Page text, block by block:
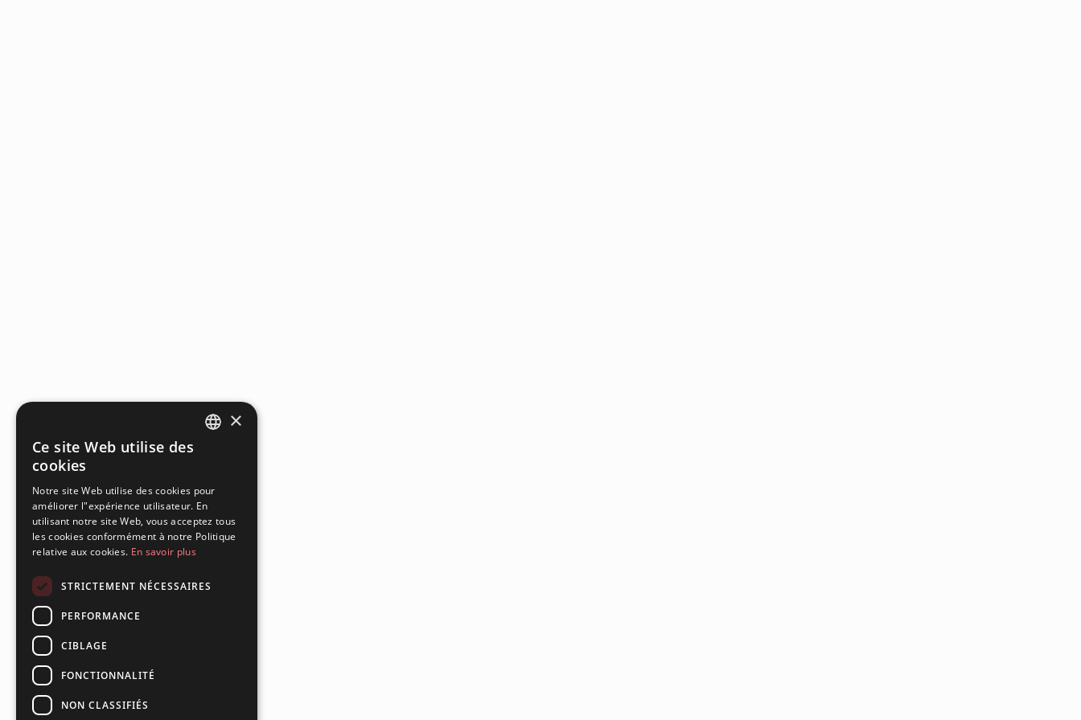
ENGLISH
SPANISH
PORTUGUESE
×
Ce site Web utilise des
cookies
Notre site Web utilise des cookies pour
améliorer l"expérience utilisateur. En
utilisant notre site Web, vous acceptez tous
les cookies conformément à notre Politique
relative aux cookies. En savoir plus
STRICTEMENT NÉCESSAIRES
PERFORMANCE
CIBLAGE
FONCTIONNALITÉ
NON CLASSIFIÉS